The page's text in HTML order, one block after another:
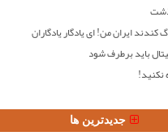
کندند ایران من! ای یادگار یادگاران
باید برطرف شود
نکنید!
جدیدترین ها